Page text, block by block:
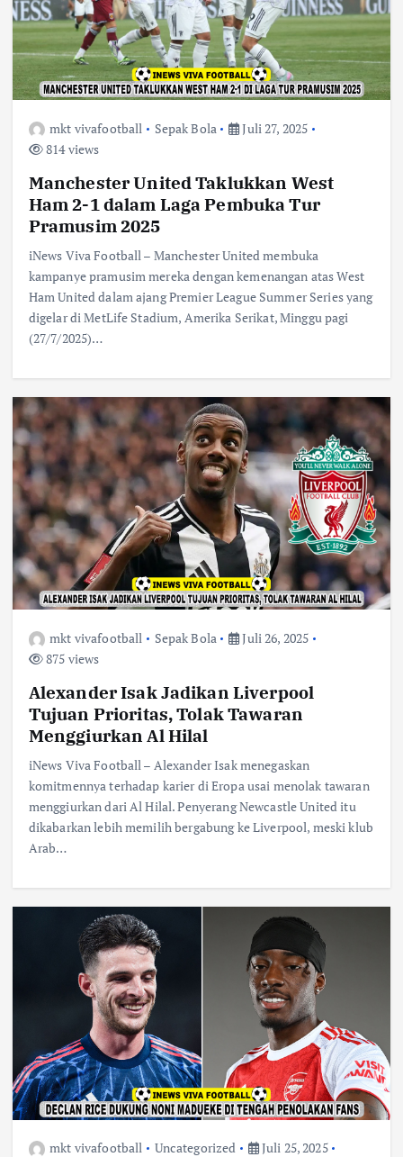
mkt vivafootball Sepak Bola
Juli 27, 2025
814 views
Manchester United Taklukkan West
Ham 2-1 dalam Laga Pembuka Tur
Pramusim 2025
iNews Viva Football – Manchester United membuka
kampanye pramusim mereka dengan kemenangan atas West
Ham United dalam ajang Premier League Summer Series yang
digelar di MetLife Stadium, Amerika Serikat, Minggu pagi
(27/7/2025)…
mkt vivafootball Sepak Bola
Juli 26, 2025
875 views
Alexander Isak Jadikan Liverpool
Tujuan Prioritas, Tolak Tawaran
Menggiurkan Al Hilal
iNews Viva Football – Alexander Isak menegaskan
komitmennya terhadap karier di Eropa usai menolak tawaran
menggiurkan dari Al Hilal. Penyerang Newcastle United itu
dikabarkan lebih memilih bergabung ke Liverpool, meski klub
Arab…
mkt vivafootball Uncategorized
Juli 25, 2025